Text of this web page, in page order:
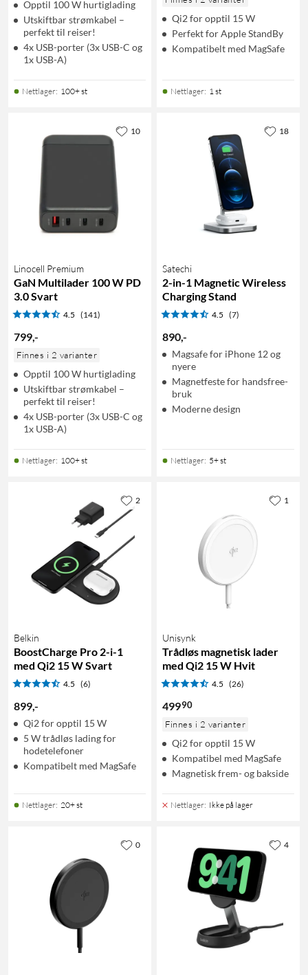
Opptil 100 W hurtiglading
Utskiftbar strømkabel –
perfekt til reiser!
4x USB-porter (3x USB-C og
1x USB-A)
Nettlager: 100+ st
Qi2 for opptil 15 W
Perfekt for Apple StandBy
Kompatibelt med MagSafe
Nettlager: 1 st
Linocell Premium
GaN Multilader 100 W PD
3.0 Svart
4.5 (141)
799,-
Finnes i 2 varianter
Opptil 100 W hurtiglading
Utskiftbar strømkabel –
perfekt til reiser!
4x USB-porter (3x USB-C og
1x USB-A)
Nettlager: 100+ st
10
Satechi
2-in-1 Magnetic Wireless
Charging Stand
4.5 (7)
890,-
Magsafe for iPhone 12 og
nyere
Magnetfeste for handsfree-
bruk
Moderne design
Nettlager: 5+ st
18
Belkin
BoostCharge Pro 2-i-1
med Qi2 15 W Svart
4.5 (6)
899,-
Qi2 for opptil 15 W
5 W trådløs lading for
hodetelefoner
Kompatibelt med MagSafe
Nettlager: 20+ st
2
Unisynk
Trådløs magnetisk lader
med Qi2 15 W Hvit
4.5 (26)
49990
Finnes i 2 varianter
Qi2 for opptil 15 W
Kompatibel med MagSafe
Magnetisk frem- og bakside
Nettlager: Ikke på lager
1
0 4